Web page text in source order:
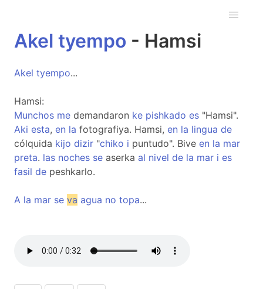
Akel tyempo - Hamsi
Akel tyempo...
Hamsi:
Munchos me demandaron ke pishkado es "Hamsi".
Aki esta, en la fotografiya. Hamsi, en la lingua de
cólquida kijo dizir "chiko i puntudo". Bive en la mar
preta. las noches se aserka al nivel de la mar i es
fasil de peshkarlo.
A la mar se va agua no topa...